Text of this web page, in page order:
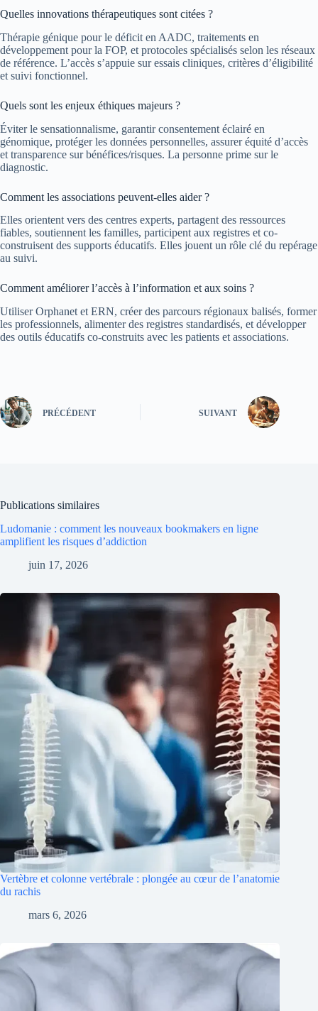
Quelles innovations thérapeutiques sont citées ?
Thérapie génique pour le déficit en AADC, traitements en
développement pour la FOP, et protocoles spécialisés selon les réseaux
de référence. L’accès s’appuie sur essais cliniques, critères d’éligibilité
et suivi fonctionnel.
Quels sont les enjeux éthiques majeurs ?
Éviter le sensationnalisme, garantir consentement éclairé en
génomique, protéger les données personnelles, assurer équité d’accès
et transparence sur bénéfices/risques. La personne prime sur le
diagnostic.
Comment les associations peuvent-elles aider ?
Elles orientent vers des centres experts, partagent des ressources
fiables, soutiennent les familles, participent aux registres et co-
construisent des supports éducatifs. Elles jouent un rôle clé du repérage
au suivi.
Comment améliorer l’accès à l’information et aux soins ?
Utiliser Orphanet et ERN, créer des parcours régionaux balisés, former
les professionnels, alimenter des registres standardisés, et développer
des outils éducatifs co-construits avec les patients et associations.
PRÉCÉDENT SUIVANT
Publications similaires
Ludomanie : comment les nouveaux bookmakers en ligne
amplifient les risques d’addiction
juin 17, 2026
Vertèbre et colonne vertébrale : plongée au cœur de l’anatomie
du rachis
mars 6, 2026